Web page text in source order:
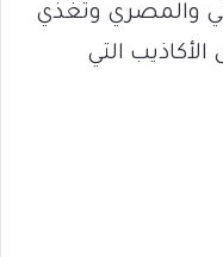
والمصري وتغذي
التي